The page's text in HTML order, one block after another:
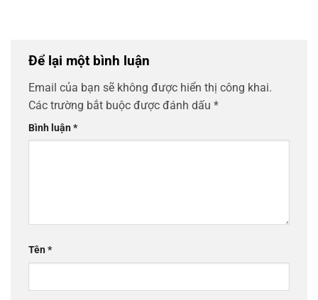
Để lại một bình luận
Email của bạn sẽ không được hiển thị công khai.
Các trường bắt buộc được đánh dấu *
Bình luận*
Tên*